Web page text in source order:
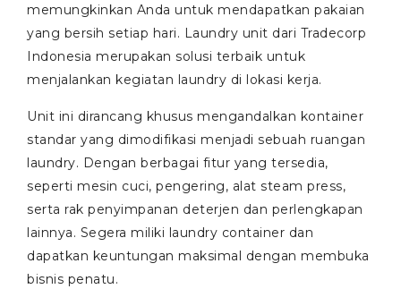
memungkinkan Anda untuk mendapatkan pakaian
yang bersih setiap hari. Laundry unit dari Tradecorp
Indonesia merupakan solusi terbaik untuk
menjalankan kegiatan laundry di lokasi kerja.
Unit ini dirancang khusus mengandalkan kontainer
standar yang dimodifikasi menjadi sebuah ruangan
laundry. Dengan berbagai fitur yang tersedia,
seperti mesin cuci, pengering, alat steam press,
serta rak penyimpanan deterjen dan perlengkapan
lainnya. Segera miliki laundry container dan
dapatkan keuntungan maksimal dengan membuka
bisnis penatu.